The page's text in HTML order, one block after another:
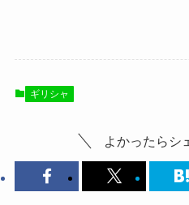
ギリシャ
よかったらシ